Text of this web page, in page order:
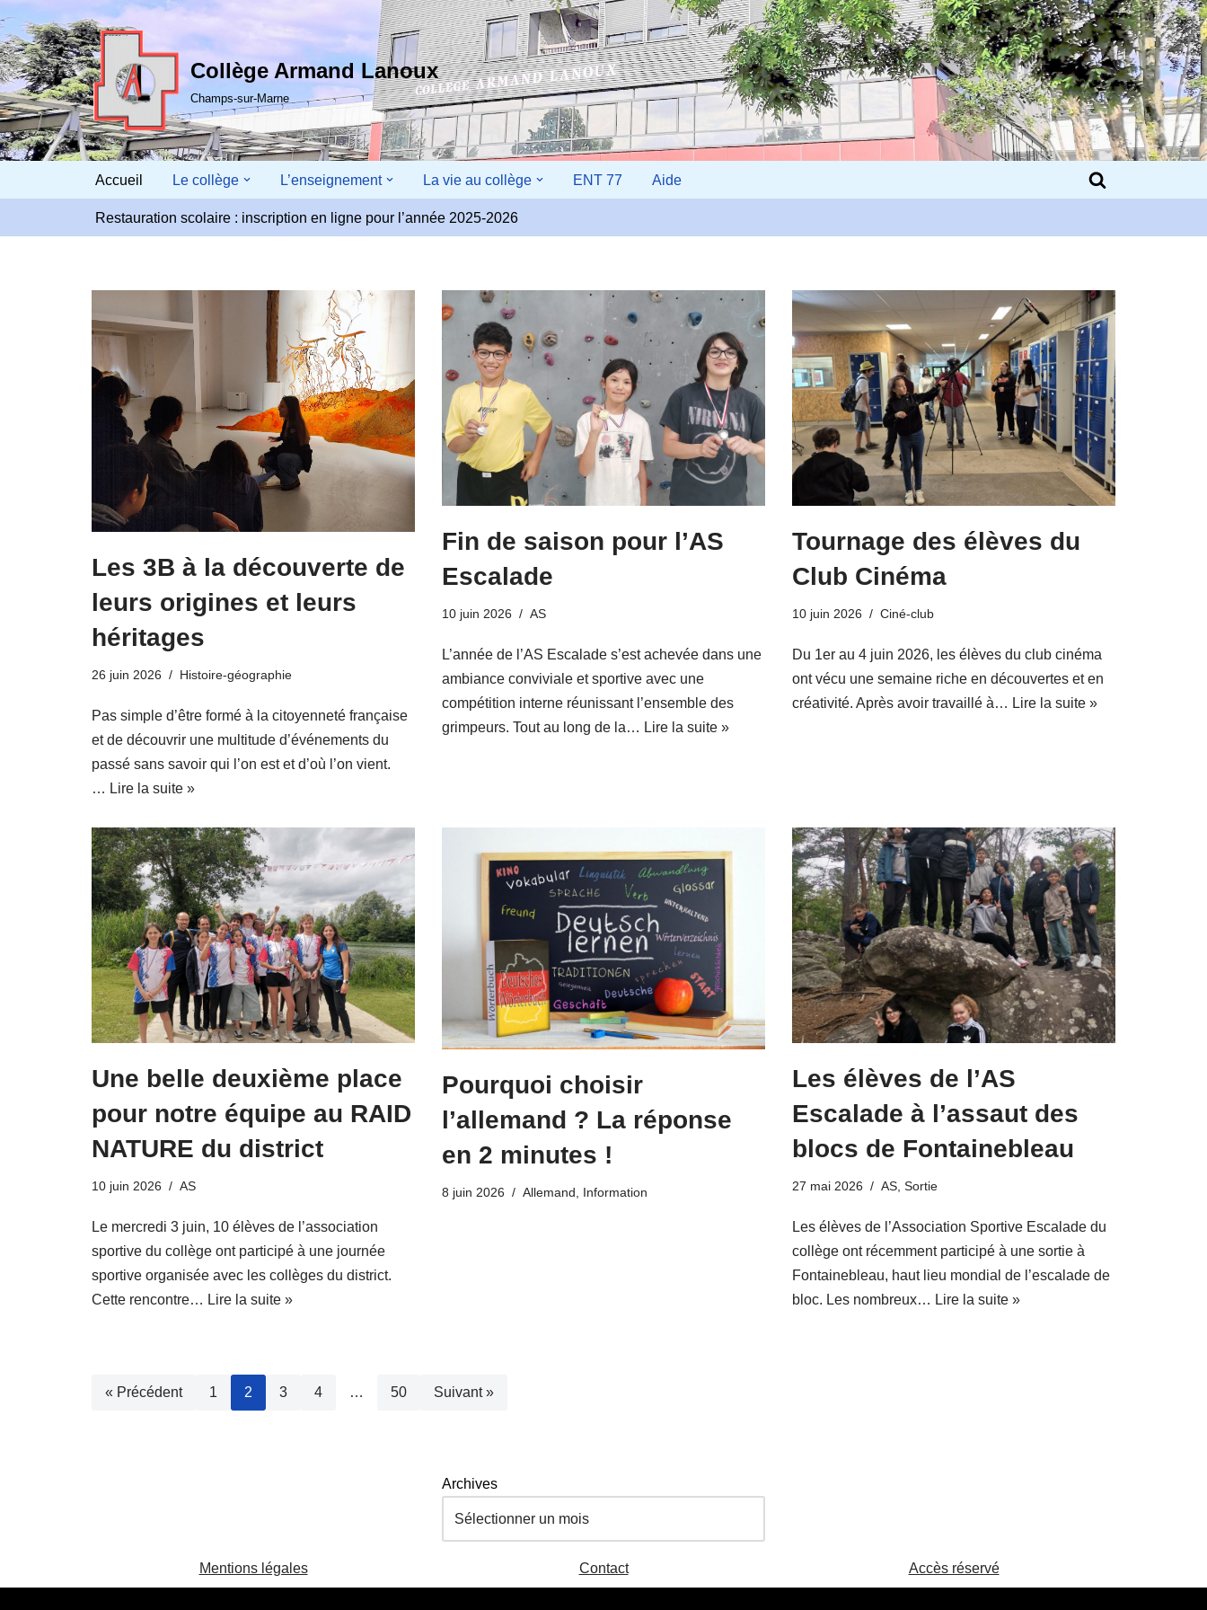
Aller
au
contenu
Collège Armand Lanoux
Champs-sur-Marne
Accueil Le collège L’enseignement La vie au collège ENT 77 Aide
Restauration scolaire : inscription en ligne pour l’année 2025-2026
Les 3B à la découverte de
leurs origines et leurs
héritages
26 juin 2026 Histoire-géographie
Pas simple d’être formé à la citoyenneté française
et de découvrir une multitude d’événements du
passé sans savoir qui l’on est et d’où l’on vient.
… Lire la suite »
Fin de saison pour l’AS
Escalade
10 juin 2026 AS
L’année de l’AS Escalade s’est achevée dans une
ambiance conviviale et sportive avec une
compétition interne réunissant l’ensemble des
grimpeurs. Tout au long de la… Lire la suite »
Tournage des élèves du
Club Cinéma
10 juin 2026 Ciné-club
Du 1er au 4 juin 2026, les élèves du club cinéma
ont vécu une semaine riche en découvertes et en
créativité. Après avoir travaillé à… Lire la suite »
Une belle deuxième place
pour notre équipe au RAID
NATURE du district
10 juin 2026 AS
Le mercredi 3 juin, 10 élèves de l’association
sportive du collège ont participé à une journée
sportive organisée avec les collèges du district.
Cette rencontre… Lire la suite »
Pourquoi choisir
l’allemand ? La réponse
en 2 minutes !
8 juin 2026 Allemand Information
Les élèves de l’AS
Escalade à l’assaut des
blocs de Fontainebleau
27 mai 2026 AS Sortie
Les élèves de l’Association Sportive Escalade du
collège ont récemment participé à une sortie à
Fontainebleau, haut lieu mondial de l’escalade de
bloc. Les nombreux… Lire la suite »
« Précédent 1 2 3 4 … 50 Suivant »
Archives
Mentions légales Contact Accès réservé